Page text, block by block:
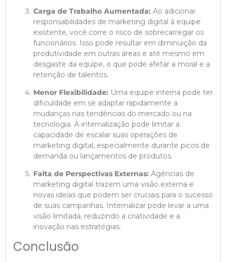
Carga de Trabalho Aumentada: Ao adicionar
responsabilidades de marketing digital à equipe
existente, você corre o risco de sobrecarregar os
funcionários. Isso pode resultar em diminuição da
produtividade em outras áreas e até mesmo em
desgaste da equipe, o que pode afetar a moral e a
retenção de talentos.
Menor Flexibilidade: Uma equipe interna pode ter
dificuldade em se adaptar rapidamente a
mudanças nas tendências do mercado ou na
tecnologia. A internalização pode limitar a
capacidade de escalar suas operações de
marketing digital, especialmente durante picos de
demanda ou lançamentos de produtos.
Falta de Perspectivas Externas: Agências de
marketing digital trazem uma visão externa e
novas ideias que podem ser cruciais para o sucesso
de suas campanhas. Internalizar pode levar a uma
visão limitada, reduzindo a criatividade e a
inovação nas estratégias.
Conclusão